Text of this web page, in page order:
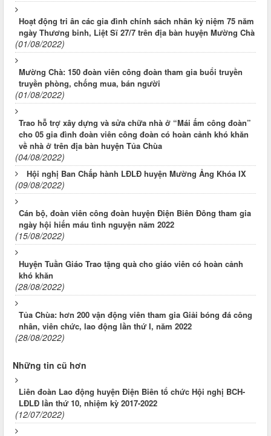
Hoạt động tri ân các gia đình chính sách nhân kỷ niệm 75 năm
ngày Thương binh, Liệt Sĩ 27/7 trên địa bàn huyện Mường Chà
(01/08/2022)
Mường Chà: 150 đoàn viên công đoàn tham gia buổi truyền
truyền phòng, chống mua, bán người
(01/08/2022)
Trao hỗ trợ xây dựng và sửa chữa nhà ở “Mái ấm công đoàn”
cho 05 gia đình đoàn viên công đoàn có hoàn cảnh khó khăn
về nhà ở trên địa bàn huyện Tủa Chùa
(04/08/2022)
Hội nghị Ban Chấp hành LĐLĐ huyện Mường Ảng Khóa IX
(09/08/2022)
Cán bộ, đoàn viên công đoàn huyện Điện Biên Đông tham gia
ngày hội hiến máu tình nguyện năm 2022
(15/08/2022)
Huyện Tuần Giáo Trao tặng quà cho giáo viên có hoàn cảnh
khó khăn
(28/08/2022)
Tủa Chùa: hơn 200 vận động viên tham gia Giải bóng đá công
nhân, viên chức, lao động lần thứ I, năm 2022
(28/08/2022)
Những tin cũ hơn
Liên đoàn Lao động huyện Điện Biên tổ chức Hội nghị BCH-
LĐLĐ lần thứ 10, nhiệm kỳ 2017-2022
(12/07/2022)